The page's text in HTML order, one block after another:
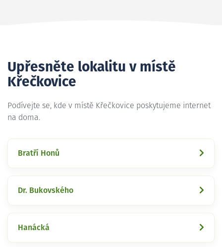
Upřesněte lokalitu v místě
Křečkovice
Podívejte se, kde v místě Křečkovice poskytujeme internet
na doma.
Bratří Honů
Dr. Bukovského
Hanácká